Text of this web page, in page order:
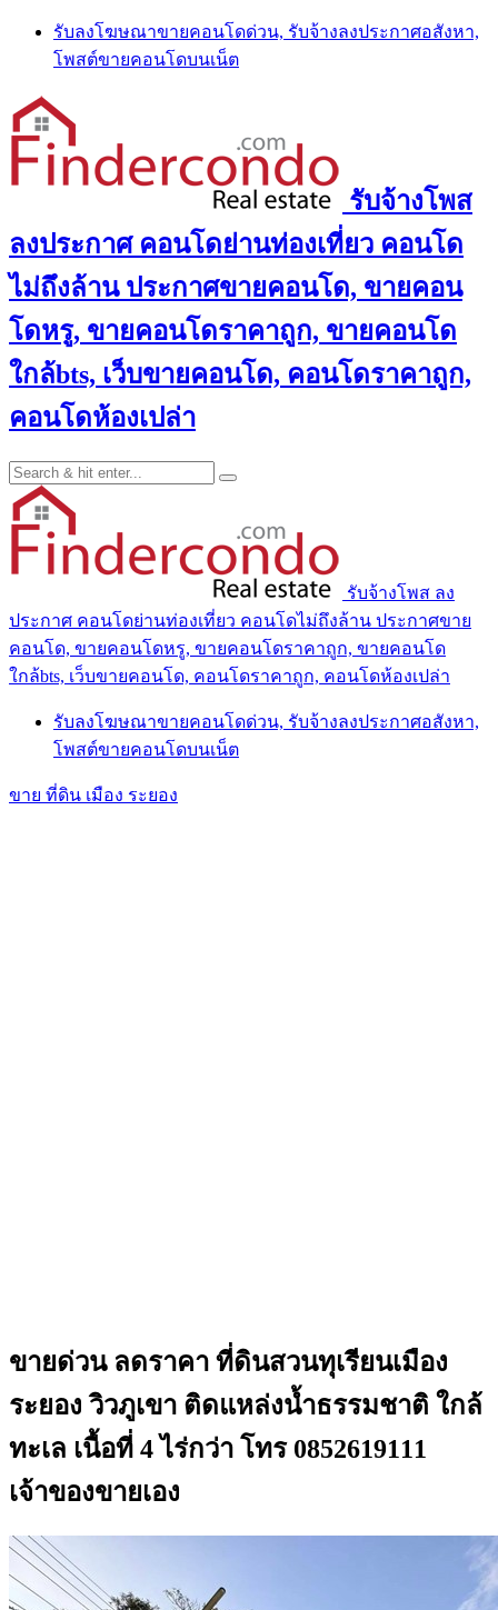
Skip
content
รับลงโฆษณาขายคอนโดด่วน, รับจ้างลงประกาศอสังหา,
โพสต์ขายคอนโดบนเน็ต
รับจ้างโพส
ลงประกาศ คอนโดย่านท่องเที่ยว คอนโด
ไม่ถึงล้าน ประกาศขายคอนโด, ขายคอน
โดหรู, ขายคอนโดราคาถูก, ขายคอนโด
ใกล้bts, เว็บขายคอนโด, คอนโดราคาถูก,
คอนโดห้องเปล่า
รับจ้างโพส ลง
ประกาศ คอนโดย่านท่องเที่ยว คอนโดไม่ถึงล้าน ประกาศขาย
คอนโด, ขายคอนโดหรู, ขายคอนโดราคาถูก, ขายคอนโด
ใกล้bts, เว็บขายคอนโด, คอนโดราคาถูก, คอนโดห้องเปล่า
รับลงโฆษณาขายคอนโดด่วน, รับจ้างลงประกาศอสังหา,
โพสต์ขายคอนโดบนเน็ต
ขาย ที่ดิน เมือง ระยอง
ขายด่วน ลดราคา ที่ดินสวนทุเรียนเมือง
ระยอง วิวภูเขา ติดแหล่งน้ำธรรมชาติ ใกล้
ทะเล เนื้อที่ 4 ไร่กว่า โทร 0852619111
เจ้าของขายเอง